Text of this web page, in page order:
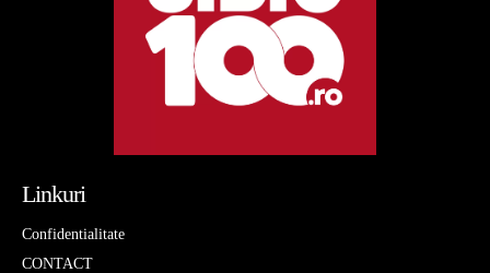
Linkuri
Confidentialitate
CONTACT